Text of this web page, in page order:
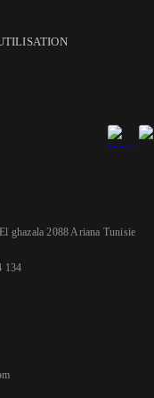
ghazala 2088 Ariana Tunisie
134